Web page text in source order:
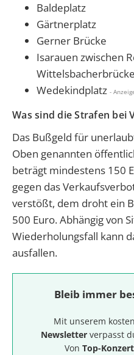
Baldeplatz
Gärtnerplatz
Gerner Brücke
Isarauen zwischen
Wittelsbacherbrücke
Wedekindplatz -
Was sind die Strafen bei
Das Bußgeld für
Oben genannten
beträgt mindestens 150
gegen das
verstößt, dem droht ein
500 Euro. Abhängig von
Wiederholungsfall kann
ausfallen.
Bleib immer
Mit unserem
Newsletterverpasst
Von Top-